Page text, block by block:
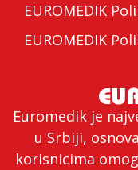
Euromedik je
u Srbiji,
korisnicima
EUROMEDIK
EUROMEDIK